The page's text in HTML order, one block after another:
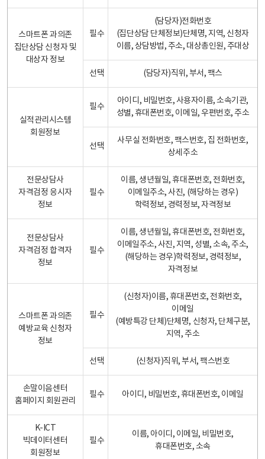
스마트폰 과의존
집단상담 신청자 및
대상자 정보
필수
(담당자)전화번호
(집단상담 단체정보)단체명, 지역, 신청자
이름, 상담방법, 주소, 대상총인원, 주대상
선택 (담당자)직위, 부서, 팩스
실적관리시스템
회원정보
필수
아이디, 비밀번호, 사용자이름, 소속기관,
성별, 휴대폰번호, 이메일, 우편번호, 주소
선택
사무실 전화번호, 팩스번호, 집 전화번호,
상세주소
전문상담사
자격검정 응시자
정보
필수
이름, 생년월일, 휴대폰번호, 전화번호,
이메일주소, 사진, (해당하는 경우)
학력정보, 경력정보, 자격정보
전문상담사
자격검정 합격자
정보
필수
이름, 생년월일, 휴대폰번호, 전화번호,
이메일주소, 사진, 지역, 성별, 소속, 주소,
(해당하는 경우)학력정보, 경력정보,
자격정보
스마트폰 과의존
예방교육 신청자
정보
필수
(신청자)이름, 휴대폰번호, 전화번호,
이메일
(예방특강 단체)단체명, 신청자, 단체구분,
지역, 주소
선택 (신청자)직위, 부서, 팩스번호
손말이음센터
홈페이지 회원관리
필수 아이디, 비밀번호, 휴대폰번호, 이메일
K-ICT
빅데이터센터
회원정보
필수
이름, 아이디, 이메일, 비밀번호,
휴대폰번호, 소속